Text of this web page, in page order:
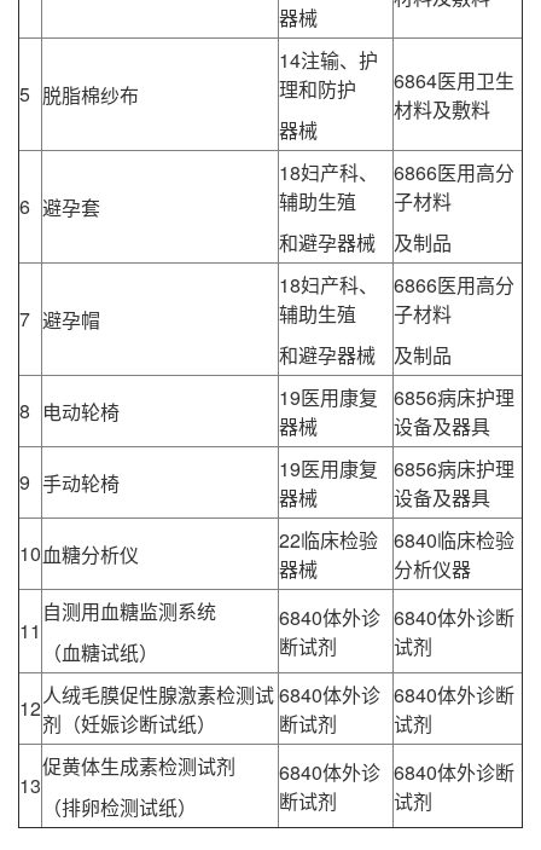
器械
5 脱脂棉纱布
14注输、护
理和防护
器械
6864医用卫生
材料及敷料
6 避孕套
18妇产科、
辅助生殖
和避孕器械
6866医用高分
子材料
及制品
7 避孕帽
18妇产科、
辅助生殖
和避孕器械
6866医用高分
子材料
及制品
8 电动轮椅
19医用康复
器械
6856病床护理
设备及器具
9 手动轮椅
19医用康复
器械
6856病床护理
设备及器具
10血糖分析仪
22临床检验
器械
6840临床检验
分析仪器
11
自测用血糖监测系统
（血糖试纸）
6840体外诊
断试剂
6840体外诊断
试剂
12人绒毛膜促性腺激素检测试
剂（妊娠诊断试纸）
6840体外诊
断试剂
6840体外诊断
试剂
13
促黄体生成素检测试剂
（排卵检测试纸）
6840体外诊
断试剂
6840体外诊断
试剂